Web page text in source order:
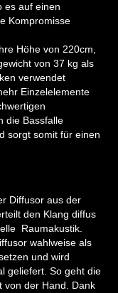
es auf einen
Kompromisse
Höhe von 220cm,
von 37 kg als
verwendet
Einzelelemente
die Bassfalle
sorgt somit für einen
Diffusor aus der
den Klang diffus
Raumakustik.
wahlweise als
und wird
geliefert. So geht die
von der Hand. Dank